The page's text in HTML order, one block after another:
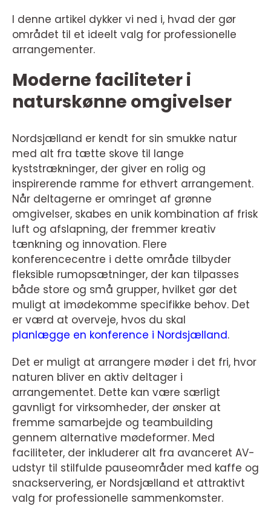
I denne artikel dykker vi ned i, hvad der gør
området til et ideelt valg for professionelle
arrangementer.
Moderne faciliteter i
naturskønne omgivelser
Nordsjælland er kendt for sin smukke natur
med alt fra tætte skove til lange
kyststrækninger, der giver en rolig og
inspirerende ramme for ethvert arrangement.
Når deltagerne er omringet af grønne
omgivelser, skabes en unik kombination af frisk
luft og afslapning, der fremmer kreativ
tænkning og innovation. Flere
konferencecentre i dette område tilbyder
fleksible rumopsætninger, der kan tilpasses
både store og små grupper, hvilket gør det
muligt at imødekomme specifikke behov. Det
er værd at overveje, hvos du skal
planlægge en konference i Nordsjælland.
Det er muligt at arrangere møder i det fri, hvor
naturen bliver en aktiv deltager i
arrangementet. Dette kan være særligt
gavnligt for virksomheder, der ønsker at
fremme samarbejde og teambuilding
gennem alternative mødeformer. Med
faciliteter, der inkluderer alt fra avanceret AV-
udstyr til stilfulde pauseområder med kaffe og
snackservering, er Nordsjælland et attraktivt
valg for professionelle sammenkomster.